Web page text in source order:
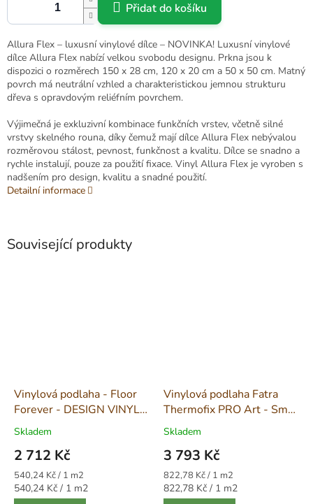
Přidat do košíku
Allura Flex – luxusní vinylové dílce – NOVINKA! Luxusní vinylové
dílce Allura Flex nabízí velkou svobodu designu. Prkna jsou k
dispozici o rozměrech 150 x 28 cm, 120 x 20 cm a 50 x 50 cm. Matný
povrch má neutrální vzhled a charakteristickou jemnou strukturu
dřeva s opravdovým reliéfním povrchem.
Výjimečná je exkluzivní kombinace funkčních vrstev, včetně silné
vrstvy skelného rouna, díky čemuž mají dílce Allura Flex nebývalou
rozměrovou stálost, pevnost, funkčnost a kvalitu. Dílce se snadno a
rychle instalují, pouze za použití fixace. Vinyl Allura Flex je vyroben s
nadšením pro design, kvalitu a snadné použití.
Detailní informace
Související produkty
Vinylová podlaha - Floor
Forever - DESIGN VINYL
HOME - 5007
Skladem
2 712 Kč
Měrná
cena:
540,24 Kč / 1 m2
Měrná
cena:
540,24 Kč / 1 m2
Vinylová podlaha Fatra
Thermofix PRO Art - Smrk
polar 18001
Skladem
3 793 Kč
Měrná
cena:
822,78 Kč / 1 m2
Měrná
cena:
822,78 Kč / 1 m2